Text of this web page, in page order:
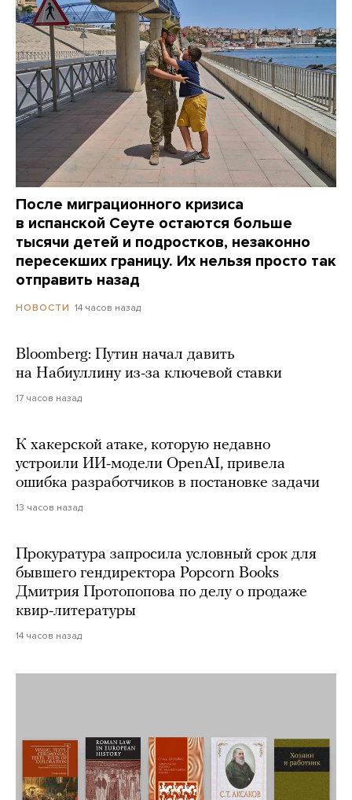
После миграционного кризиса
в испанской Сеуте остаются больше
тысячи детей и подростков, незаконно
пересекших границу. Их нельзя просто так
отправить назад
НОВОСТИ 14 часов назад
Bloomberg: Путин начал давить
на Набиуллину из-за ключевой ставки
17 часов назад
К хакерской атаке, которую недавно
устроили ИИ-модели OpenAI, привела
ошибка разработчиков в постановке задачи
13 часов назад
Прокуратура запросила условный срок для
бывшего гендиректора Popcorn Books
Дмитрия Протопопова по делу о продаже
квир-литературы
14 часов назад